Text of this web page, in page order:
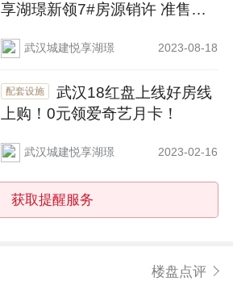
享湖璟新领7#房源销许 准售建
武汉城建悦享湖璟 2023-08-18
配套设施
武汉18红盘上线好房线
上购！0元领爱奇艺月卡！
武汉城建悦享湖璟 2023-02-16
获取提醒服务
楼盘点评